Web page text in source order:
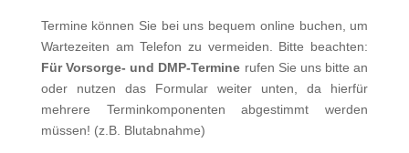
Termine können Sie bei uns bequem online buchen, um
Wartezeiten am Telefon zu vermeiden. Bitte beachten:
Für Vorsorge- und DMP-Termine rufen Sie uns bitte an
oder nutzen das Formular weiter unten, da hierfür
mehrere Terminkomponenten abgestimmt werden
müssen! (z.B. Blutabnahme)